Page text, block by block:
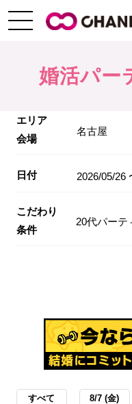
婚活パー
エリア
会場
名古屋
日付 2026/05/26
こだわり
条件
20代パーテ
すべて 8/7 (金)